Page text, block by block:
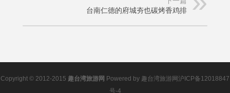
台南仁德的府城夯也碳烤香鸡排
Copyright © 2012-2015 趣台湾旅游网 Powered by 趣台湾旅游网沪ICP备12018847
号-4